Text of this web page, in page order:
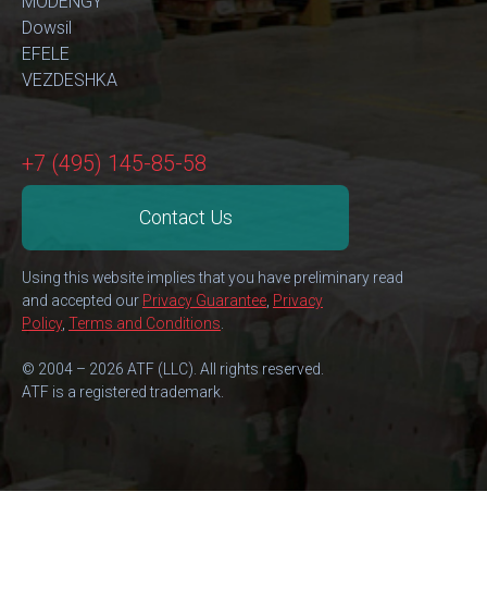
Dowsil
EFELE
VEZDESHKA
+7 (495) 145-85-58
Contact Us
Using this website implies that you have preliminary read
and accepted our Privacy Guarantee Privacy
Policy, Terms and Conditions
© 2004 – 2026 ATF (LLC). All rights reserved.
ATF is a registered trademark.